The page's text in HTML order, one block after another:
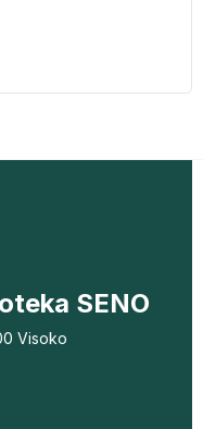
SENO
Visoko